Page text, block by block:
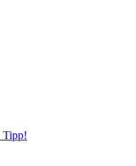
Tipp!